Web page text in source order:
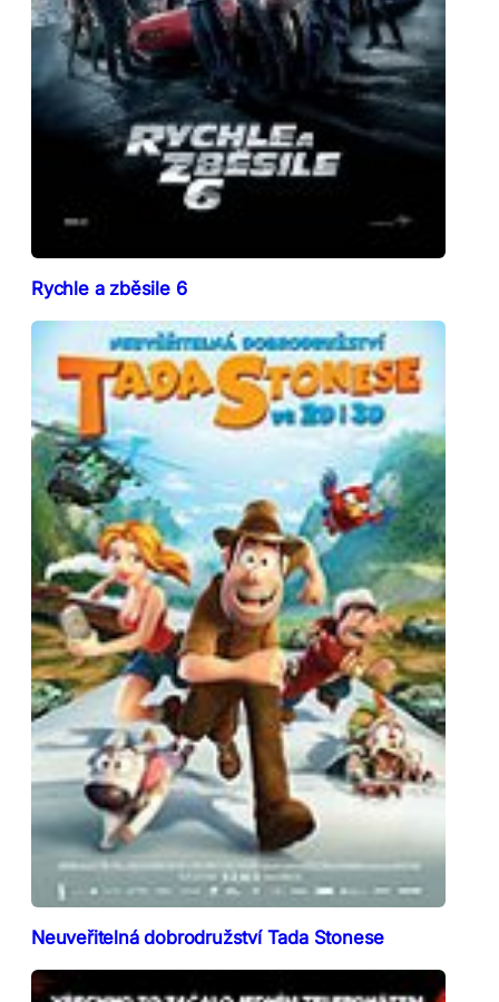
Rychle a zběsile 6
Neuveřitelná dobrodružství Tada Stonese